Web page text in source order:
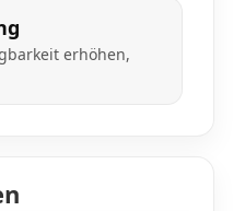
erhöhen,